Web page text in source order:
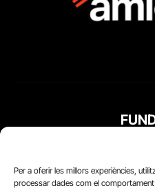
Per a oferir les millors experiències,
processar dades com el